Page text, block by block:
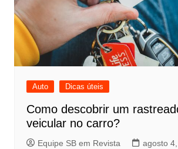
Auto Dicas úteis
Como descobrir um
veicular no carro?
Equipe SB em Revista agosto